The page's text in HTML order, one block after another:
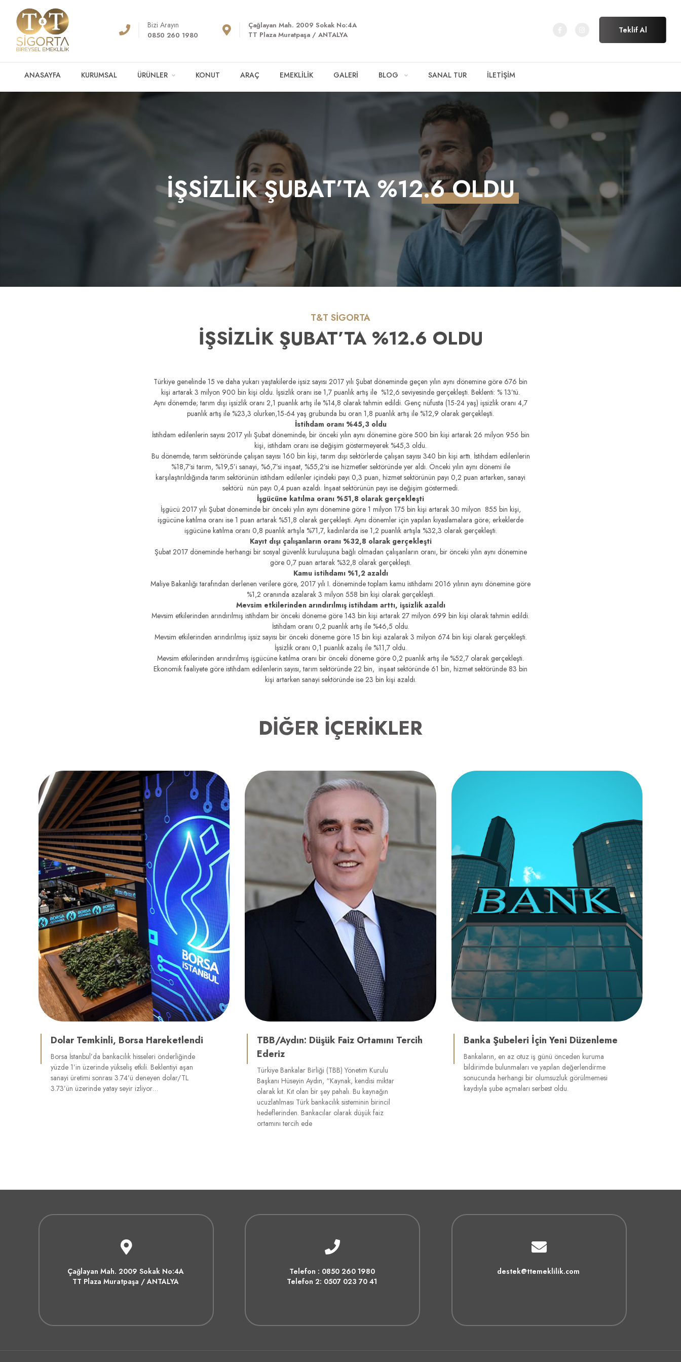
Bizi Arayın
0850 260 1980
Çağlayan Mah. 2009 Sokak No:4A
TT Plaza Muratpaşa / ANTALYA
Teklif Al
ANASAYFA KURUMSAL ÜRÜNLER KONUT ARAÇ EMEKLİLİK GALERİ BLOG SANAL TUR İLETİŞİM
İŞSİZLİK ŞUBAT’TA %12.6 OLDU
T&T SİGORTA
İŞSİZLİK ŞUBAT’TA %12.6 OLDU
Türkiye genelinde 15 ve daha yukarı yaştakilerde işsiz sayısı 2017 yılı Şubat döneminde geçen yılın aynı dönemine göre 676 bin
kişi artarak 3 milyon 900 bin kişi oldu. İşsizlik oranı ise 1,7 puanlık artış ile %12,6 seviyesinde gerçekleşti. Beklenti: % 13’tü.
Aynı dönemde; tarım dışı işsizlik oranı 2,1 puanlık artış ile %14,8 olarak tahmin edildi. Genç nüfusta (15-24 yaş) işsizlik oranı 4,7
puanlık artış ile %23,3 olurken,15-64 yaş grubunda bu oran 1,8 puanlık artış ile %12,9 olarak gerçekleşti.
İstihdam oranı %45,3 oldu
İstihdam edilenlerin sayısı 2017 yılı Şubat döneminde, bir önceki yılın aynı dönemine göre 500 bin kişi artarak 26 milyon 956 bin
kişi, istihdam oranı ise değişim göstermeyerek %45,3 oldu.
Bu dönemde, tarım sektöründe çalışan sayısı 160 bin kişi, tarım dışı sektörlerde çalışan sayısı 340 bin kişi arttı. İstihdam edilenlerin
%18,7’si tarım, %19,5’i sanayi, %6,7’si inşaat, %55,2’si ise hizmetler sektöründe yer aldı. Önceki yılın aynı dönemi ile
karşılaştırıldığında tarım sektörünün istihdam edilenler içindeki payı 0,3 puan, hizmet sektörünün payı 0,2 puan artarken, sanayi
sektörü nün payı 0,4 puan azaldı. İnşaat sektörünün payı ise değişim göstermedi.
İşgücüne katılma oranı %51,8 olarak gerçekleşti
İşgücü 2017 yılı Şubat döneminde bir önceki yılın aynı dönemine göre 1 milyon 175 bin kişi artarak 30 milyon 855 bin kişi,
işgücüne katılma oranı ise 1 puan artarak %51,8 olarak gerçekleşti. Aynı dönemler için yapılan kıyaslamalara göre; erkeklerde
işgücüne katılma oranı 0,8 puanlık artışla %71,7, kadınlarda ise 1,2 puanlık artışla %32,3 olarak gerçekleşti.
Kayıt dışı çalışanların oranı %32,8 olarak gerçekleşti
Şubat 2017 döneminde herhangi bir sosyal güvenlik kuruluşuna bağlı olmadan çalışanların oranı, bir önceki yılın aynı dönemine
göre 0,7 puan artarak %32,8 olarak gerçekleşti.
Kamu istihdamı %1,2 azaldı
Maliye Bakanlığı tarafından derlenen verilere göre, 2017 yılı I. döneminde toplam kamu istihdamı 2016 yılının aynı dönemine göre
%1,2 oranında azalarak 3 milyon 558 bin kişi olarak gerçekleşti.
Mevsim etkilerinden arındırılmış istihdam arttı, işsizlik azaldı
Mevsim etkilerinden arındırılmış istihdam bir önceki döneme göre 143 bin kişi artarak 27 milyon 699 bin kişi olarak tahmin edildi.
İstihdam oranı 0,2 puanlık artış ile %46,5 oldu.
Mevsim etkilerinden arındırılmış işsiz sayısı bir önceki döneme göre 15 bin kişi azalarak 3 milyon 674 bin kişi olarak gerçekleşti.
İşsizlik oranı 0,1 puanlık azalış ile %11,7 oldu.
Mevsim etkilerinden arındırılmış işgücüne katılma oranı bir önceki döneme göre 0,2 puanlık artış ile %52,7 olarak gerçekleşti.
Ekonomik faaliyete göre istihdam edilenlerin sayısı, tarım sektöründe 22 bin, inşaat sektöründe 61 bin, hizmet sektöründe 83 bin
kişi artarken sanayi sektöründe ise 23 bin kişi azaldı.
DİĞER İÇERİKLER
Dolar Temkinli, Borsa Hareketlendi
Borsa İstanbul’da bankacılık hisseleri önderliğinde
yüzde 1’in üzerinde yükseliş etkili. Beklentiyi aşan
sanayi üretimi sonrası 3.74’ü deneyen dolar/TL
3.73’ün üzerinde yatay seyir izliyor…
TBB/Aydın: Düşük Faiz Ortamını Tercih
Ederiz
Türkiye Bankalar Birliği (TBB) Yönetim Kurulu
Başkanı Hüseyin Aydın, “Kaynak, kendisi miktar
olarak kıt. Kıt olan bir şey pahalı. Bu kaynağın
ucuzlatılması Türk bankacılık sisteminin birincil
hedeflerinden. Bankacılar olarak düşük faiz
ortamını tercih ede
Banka Şubeleri İçin Yeni Düzenleme
Bankaların, en az otuz iş günü önceden kuruma
bildirimde bulunmaları ve yapılan değerlendirme
sonucunda herhangi bir olumsuzluk görülmemesi
kaydıyla şube açmaları serbest oldu.
Çağlayan Mah. 2009 Sokak No:4A
TT Plaza Muratpaşa / ANTALYA
Telefon : 0850 260 1980
Telefon 2: 0507 023 70 41
destek@ttemeklilik.com